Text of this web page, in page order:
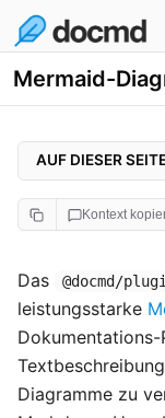
Mermaid-
Kontext
Das @docmd/
leistungsstarke
Dokumentations-
Diagramme zu
AUF DIESER
Hauptmerkmale
Konfiguration
1.
2.
3. Git-